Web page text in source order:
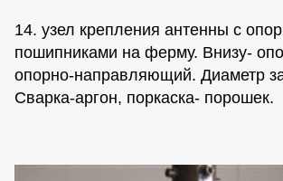
14. узел крепления антенны с
пошипниками на ферму. Внизу-
опорно-направляющий. Диаметр
Сварка-аргон, поркаска- порошек.